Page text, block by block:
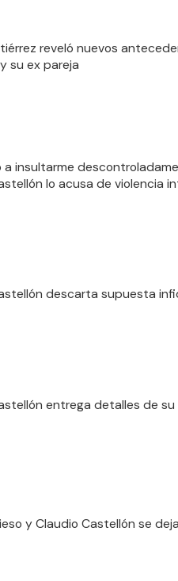
reveló nuevos
su ex pareja
a insultarme
lo acusa de violencia
descarta supuesta
entrega detalles de su
y Claudio Castellón se